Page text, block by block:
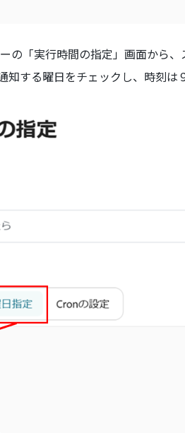
の「実行時間の指定」画面から
知する曜日をチェックし、時刻は